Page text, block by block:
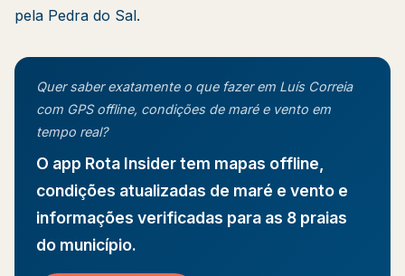
pela Pedra do Sal.
Quer saber exatamente o que fazer em Luís Correia
com GPS offline, condições de maré e vento em
tempo real?
O app Rota Insider tem mapas offline,
condições atualizadas de maré e vento e
informações verificadas para as 8 praias
do município.